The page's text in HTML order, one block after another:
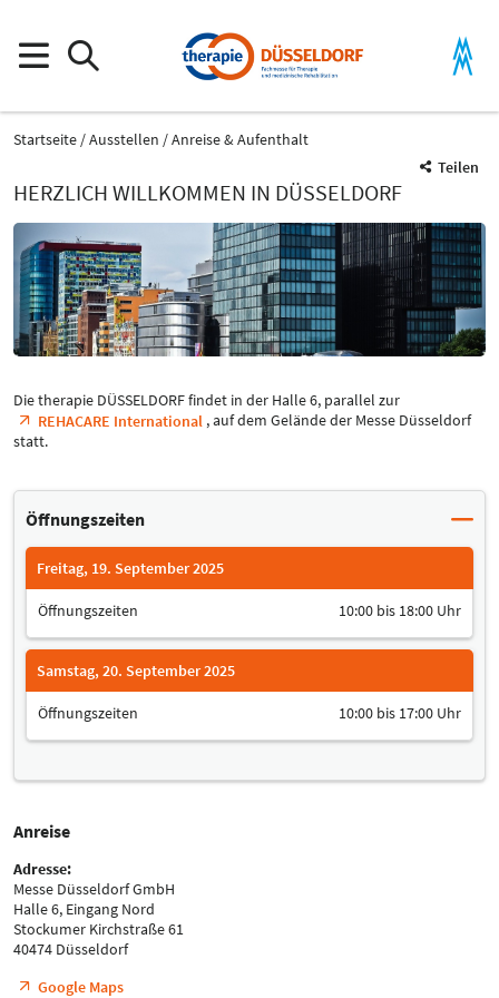
Startseite Ausstellen
Anreise & Aufenthalt
Teilen
HERZLICH WILLKOMMEN IN DÜSSELDORF
Die therapie DÜSSELDORF findet in der Halle 6, parallel zur
REHACARE International , auf dem Gelände der Messe Düsseldorf
statt.
Öffnungszeiten
Freitag, 19. September 2025
Öffnungszeiten 10:00 bis 18:00 Uhr
Samstag, 20. September 2025
Öffnungszeiten 10:00 bis 17:00 Uhr
Anreise
Adresse:
Messe Düsseldorf GmbH
Halle 6, Eingang Nord
Stockumer Kirchstraße 61
40474 Düsseldorf
Google Maps